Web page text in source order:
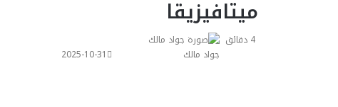
ميتافيزيقا
جواد مالك 2025-10-31
4 دقائق